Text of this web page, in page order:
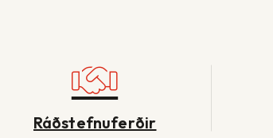
Ráðstefnuferðir